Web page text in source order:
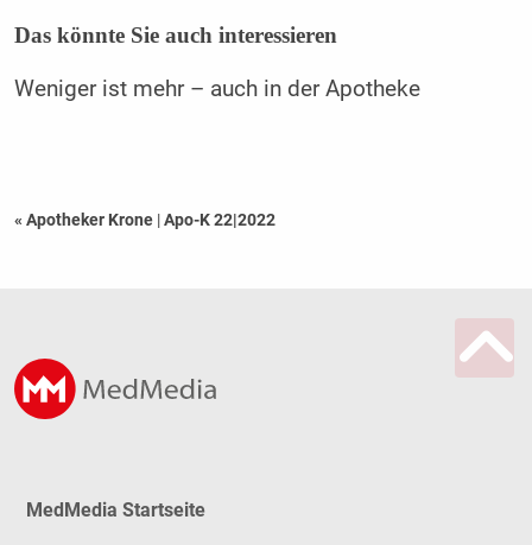
Das könnte Sie auch interessieren
Weniger ist mehr – auch in der Apotheke
« Apotheker Krone |Apo-K 22|2022
MedMedia Startseite